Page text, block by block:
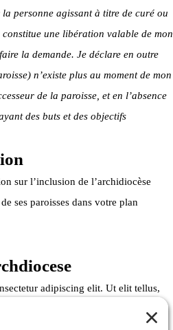
personne agissant à titre de curé ou
une libération valable de mon
la demande. Je déclare en outre
n’existe plus au moment de mon
de la paroisse, et en l’absence
des buts et des objectifs
sur l’inclusion de l’archidiocèse
ses paroisses dans votre plan
adipiscing elit. Ut elit tellus,
dapibus leo.